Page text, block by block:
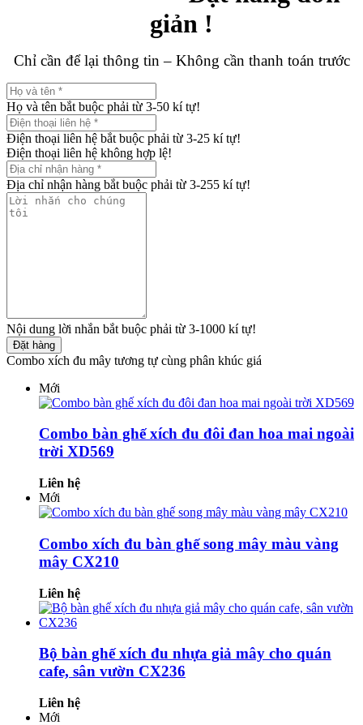
giản !
Chỉ cần để lại thông tin – Không cần thanh toán trước
Họ và tên bắt buộc phải từ 3-50 kí tự!
Điện thoại liên hệ bắt buộc phải từ 3-25 kí tự!
Điện thoại liên hệ không hợp lệ!
Địa chỉ nhận hàng bắt buộc phải từ 3-255 kí tự!
Nội dung lời nhắn bắt buộc phải từ 3-1000 kí tự!
Đặt hàng
Combo xích đu mây tương tự cùng phân khúc giá
Mới
Combo bàn ghế xích đu đôi đan hoa mai ngoài
trời XD569
Liên hệ
Mới
Combo xích đu bàn ghế song mây màu vàng
mây CX210
Liên hệ
Bộ bàn ghế xích đu nhựa giả mây cho quán
cafe, sân vườn CX236
Liên hệ
Mới